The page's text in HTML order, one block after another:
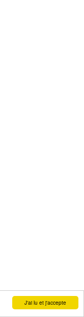
J'ai lu et j'accepte